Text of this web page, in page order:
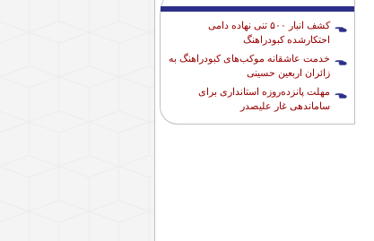
کشف انبار ۵۰۰ تنی نهاده دامی
احتکارشده کبودراهنگ
خدمت عاشقانه موکب‌های کبودراهنگ به
زائران اربعین حسینی
مهلت پانزده‌روزه استانداری برای
ساماندهی غار علیصدر